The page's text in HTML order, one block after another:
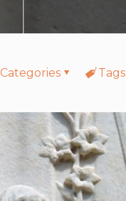
Categories Tags